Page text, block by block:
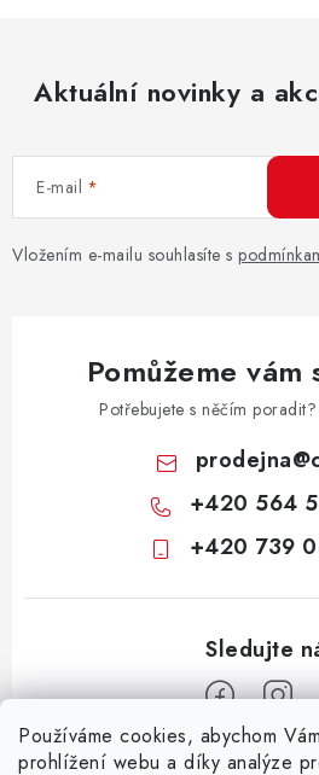
Používáme cookies, abychom
prohlížení webu a díky analýze
Aktuální novinky a
E-mail
Vložením e-mailu souhlasíte s
Pomůžeme vám
Potřebujete s něčím poradit?
prodejna@
+420 564
+420 739